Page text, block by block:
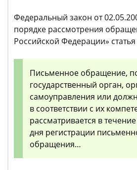
Федеральный закон от
порядке рассмотрения
Российской Федерации»
Письменное обращение,
государственный орган,
самоуправления или
в соответствии с их
рассматривается в
дня регистрации
обращения…